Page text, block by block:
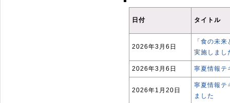
日付 タイトル
2026年3月6日
「食の未
実施しまし
2026年3月6日 寧夏情報テ
2026年1月20日
寧夏情報
ました